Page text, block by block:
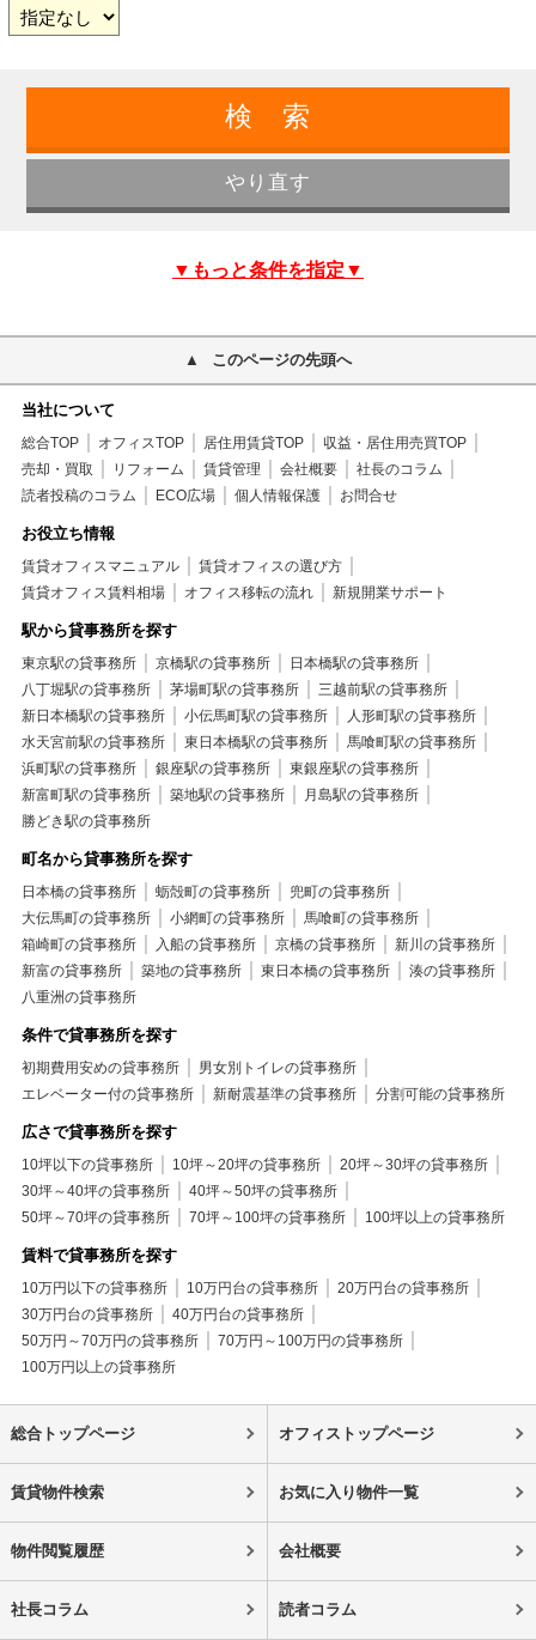
▼もっと条件を指定▼
このページの先頭へ
当社について
総合TOP オフィスTOP 居住用賃貸TOP
収益・居住用売買TOP
売却・買取
リフォーム 賃貸管理 会社概要
社長のコラム
読者投稿のコラム
ECO広場 個人情報保護 お問合せ
お役立ち情報
賃貸オフィスマニュアル
賃貸オフィスの選び方
賃貸オフィス賃料相場
オフィス移転の流れ 新規開業サポート
駅から貸事務所を探す
東京駅の貸事務所 京橋駅の貸事務所
日本橋駅の貸事務所
八丁堀駅の貸事務所
茅場町駅の貸事務所
三越前駅の貸事務所
新日本橋駅の貸事務所
小伝馬町駅の貸事務所
人形町駅の貸事務所
水天宮前駅の貸事務所
東日本橋駅の貸事務所
馬喰町駅の貸事務所
浜町駅の貸事務所
銀座駅の貸事務所
東銀座駅の貸事務所
新富町駅の貸事務所
築地駅の貸事務所
月島駅の貸事務所
勝どき駅の貸事務所
町名から貸事務所を探す
日本橋の貸事務所 蛎殻町の貸事務所
兜町の貸事務所
大伝馬町の貸事務所
小網町の貸事務所
馬喰町の貸事務所
箱崎町の貸事務所
入船の貸事務所 京橋の貸事務所
新川の貸事務所
新富の貸事務所
築地の貸事務所 東日本橋の貸事務所
湊の貸事務所
八重洲の貸事務所
条件で貸事務所を探す
初期費用安めの貸事務所
男女別トイレの貸事務所
エレベーター付の貸事務所
新耐震基準の貸事務所 分割可能の貸事務所
広さで貸事務所を探す
10坪以下の貸事務所 10坪～20坪の貸事務所
20坪～30坪の貸事務所
30坪～40坪の貸事務所
40坪～50坪の貸事務所
50坪～70坪の貸事務所
70坪～100坪の貸事務所 100坪以上の貸事務所
賃料で貸事務所を探す
10万円以下の貸事務所 10万円台の貸事務所
20万円台の貸事務所
30万円台の貸事務所
40万円台の貸事務所
50万円～70万円の貸事務所
70万円～100万円の貸事務所
100万円以上の貸事務所
総合トップページ オフィストップページ
賃貸物件検索 お気に入り物件一覧
物件閲覧履歴 会社概要
社長コラム 読者コラム